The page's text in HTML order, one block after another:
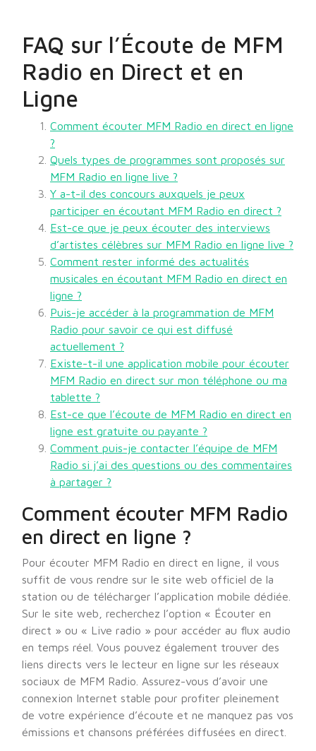
FAQ sur l’Écoute de MFM
Radio en Direct et en
Ligne
Comment écouter MFM Radio en direct en ligne
?
Quels types de programmes sont proposés sur
MFM Radio en ligne live ?
Y a-t-il des concours auxquels je peux
participer en écoutant MFM Radio en direct ?
Est-ce que je peux écouter des interviews
d’artistes célèbres sur MFM Radio en ligne live ?
Comment rester informé des actualités
musicales en écoutant MFM Radio en direct en
ligne ?
Puis-je accéder à la programmation de MFM
Radio pour savoir ce qui est diffusé
actuellement ?
Existe-t-il une application mobile pour écouter
MFM Radio en direct sur mon téléphone ou ma
tablette ?
Est-ce que l’écoute de MFM Radio en direct en
ligne est gratuite ou payante ?
Comment puis-je contacter l’équipe de MFM
Radio si j’ai des questions ou des commentaires
à partager ?
Comment écouter MFM Radio
en direct en ligne ?
Pour écouter MFM Radio en direct en ligne, il vous
suffit de vous rendre sur le site web officiel de la
station ou de télécharger l’application mobile dédiée.
Sur le site web, recherchez l’option « Écouter en
direct » ou « Live radio » pour accéder au flux audio
en temps réel. Vous pouvez également trouver des
liens directs vers le lecteur en ligne sur les réseaux
sociaux de MFM Radio. Assurez-vous d’avoir une
connexion Internet stable pour profiter pleinement
de votre expérience d’écoute et ne manquez pas vos
émissions et chansons préférées diffusées en direct.